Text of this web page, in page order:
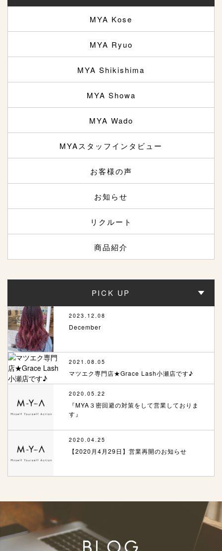
MYA Kose
MYA Ryuo
MYA Shikishima
MYA Showa
MYA Wado
MYAスタッフインタビュー
お客様の声
お知らせ
リクルート
商品紹介
PICK UP
2023.12.08
December
2021.08.05
マツエク専門店★Grace Lash小瀬店です♪
2020.05.22
『MYA３密回避の対策をして営業しておりま
す』
2020.04.25
【2020月4月29日】営業再開のお知らせ